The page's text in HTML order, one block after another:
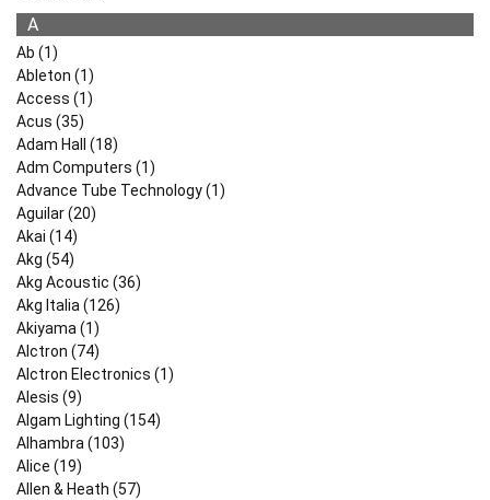
A
Ab (1)
Ableton (1)
Access (1)
Acus (35)
Adam Hall (18)
Adm Computers (1)
Advance Tube Technology (1)
Aguilar (20)
Akai (14)
Akg (54)
Akg Acoustic (36)
Akg Italia (126)
Akiyama (1)
Alctron (74)
Alctron Electronics (1)
Alesis (9)
Algam Lighting (154)
Alhambra (103)
Alice (19)
Allen & Heath (57)